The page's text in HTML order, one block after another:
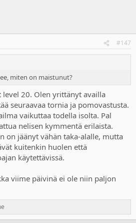
#147
miten on maistunut?
20. Olen yrittänyt availla
seuraavaa tornia ja pomovastusta.
vaikuttaa todella isolta. Pal
nelisen kymmentä erilaista.
on jäänyt vähän taka-alalle, mutta
kuitenkin huolen että
käytettävissä.
viime päivinä ei ole niin paljon